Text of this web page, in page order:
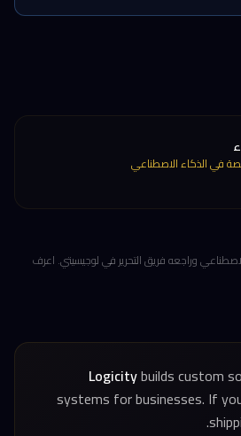
في الذكاء الاصطناعي
وراجعه فريق التحرير في لوجيسيتي. اعرف
Logicitybuilds custom
systems for businesses. If